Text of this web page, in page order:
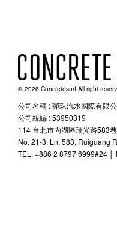
© 2026 Concretesurf All right
公司名稱 : 彈珠汽水國際有限
公司統編 : 53950319
114 台北市內湖區瑞光路583
No. 21-3, Ln. 583, Ruiguang
TEL: +886 2 8797 6999#24 │